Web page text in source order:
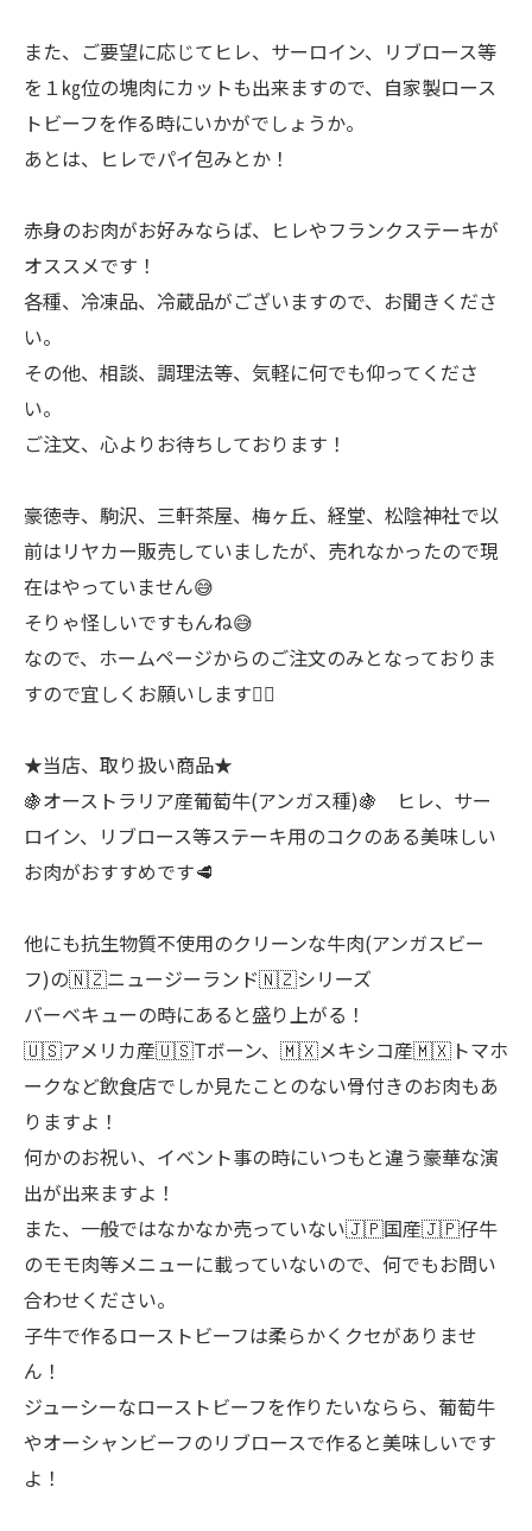
また、ご要望に応じてヒレ、サーロイン、リブロース等
を１㎏位の塊肉にカットも出来ますので、自家製ロース
トビーフを作る時にいかがでしょうか。
あとは、ヒレでパイ包みとか！
赤身のお肉がお好みならば、ヒレやフランクステーキが
オススメです！
各種、冷凍品、冷蔵品がございますので、お聞きくださ
い。
その他、相談、調理法等、気軽に何でも仰ってくださ
い。
ご注文、心よりお待ちしております！
豪徳寺、駒沢、三軒茶屋、梅ヶ丘、経堂、松陰神社で以
前はリヤカー販売していましたが、売れなかったので現
在はやっていません😅
そりゃ怪しいですもんね😅
なので、ホームページからのご注文のみとなっておりま
すので宜しくお願いします🙇‍♂
★当店、取り扱い商品★
🍇オーストラリア産葡萄牛(アンガス種)🍇 ヒレ、サー
ロイン、リブロース等ステーキ用のコクのある美味しい
お肉がおすすめです🥩
他にも抗生物質不使用のクリーンな牛肉(アンガスビー
フ)の🇳🇿ニュージーランド🇳🇿シリーズ
バーベキューの時にあると盛り上がる！
🇺🇸アメリカ産🇺🇸Tボーン、🇲🇽メキシコ産🇲🇽トマホ
ークなど飲食店でしか見たことのない骨付きのお肉もあ
りますよ！
何かのお祝い、イベント事の時にいつもと違う豪華な演
出が出来ますよ！
また、一般ではなかなか売っていない🇯🇵国産🇯🇵仔牛
のモモ肉等メニューに載っていないので、何でもお問い
合わせください。
子牛で作るローストビーフは柔らかくクセがありませ
ん！
ジューシーなローストビーフを作りたいならら、葡萄牛
やオーシャンビーフのリブロースで作ると美味しいです
よ！